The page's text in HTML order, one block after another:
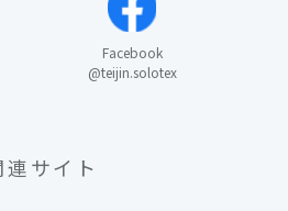
Facebook
@teijin.solotex
連サイト